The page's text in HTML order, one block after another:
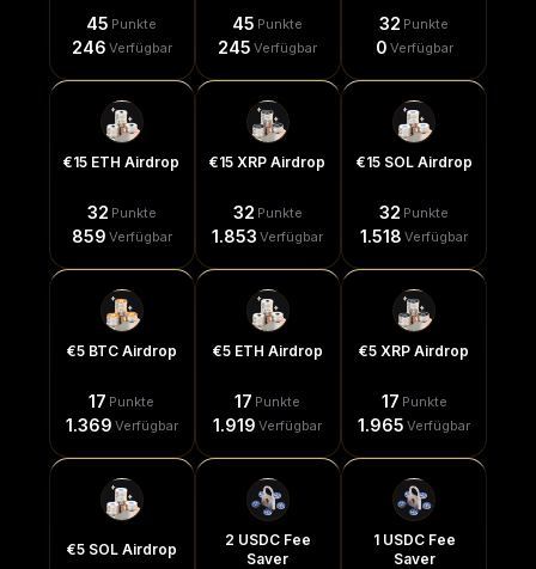
45 Punkte
246 Verfügbar
45 Punkte
245 Verfügbar
32 Punkte
0 Verfügbar
€15 ETH Airdrop
32 Punkte
859 Verfügbar
€15 XRP Airdrop
32 Punkte
1.853 Verfügbar
€15 SOL Airdrop
32 Punkte
1.518 Verfügbar
€5 BTC Airdrop
17 Punkte
1.369 Verfügbar
€5 ETH Airdrop
17 Punkte
1.919 Verfügbar
€5 XRP Airdrop
17 Punkte
1.965 Verfügbar
€5 SOL Airdrop
2 USDC Fee
Saver
1 USDC Fee
Saver